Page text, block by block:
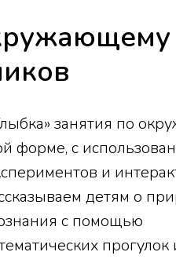
занятия по
форме, с
и
детям о
с помощью
прогулок